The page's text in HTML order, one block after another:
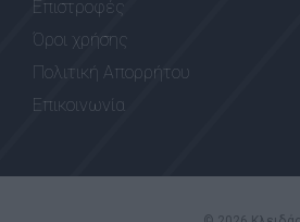
Επιστροφές
Όροι χρήσης
Πολιτική Απορρήτου
Επικοινωνία